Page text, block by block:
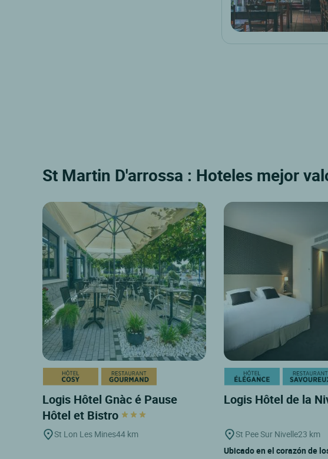
St Martin D'arrossa : Hoteles mejor
Logis Hôtel Gnàc é Pause
Hôtel et Bistro
St Lon Les Mines44 km
Logis Hôtel de la
St Pee Sur Nivelle23 km
Ubicado en el corazón de